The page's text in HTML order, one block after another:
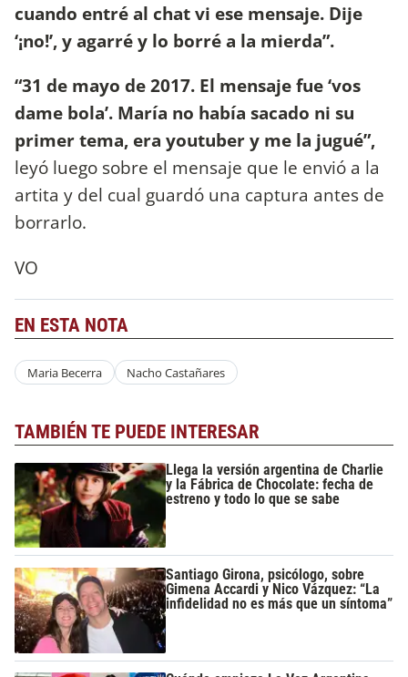
cuando entré al chat vi ese mensaje. Dije
‘¡no!’, y agarré y lo borré a la mierda”.
“31 de mayo de 2017. El mensaje fue ‘vos
dame bola’. María no había sacado ni su
primer tema, era youtuber y me la jugué”,
leyó luego sobre el mensaje que le envió a la
artita y del cual guardó una captura antes de
borrarlo.
VO
EN ESTA NOTA
Maria Becerra Nacho Castañares
TAMBIÉN TE PUEDE INTERESAR
Llega la versión argentina de Charlie
y la Fábrica de Chocolate: fecha de
estreno y todo lo que se sabe
Santiago Girona, psicólogo, sobre
Gimena Accardi y Nico Vázquez: “La
infidelidad no es más que un síntoma”